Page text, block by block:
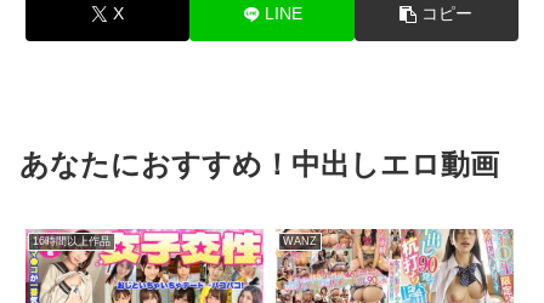
X LINE コピー
あなたにおすすめ！中出しエロ動画
16時間以上作品 WANZ